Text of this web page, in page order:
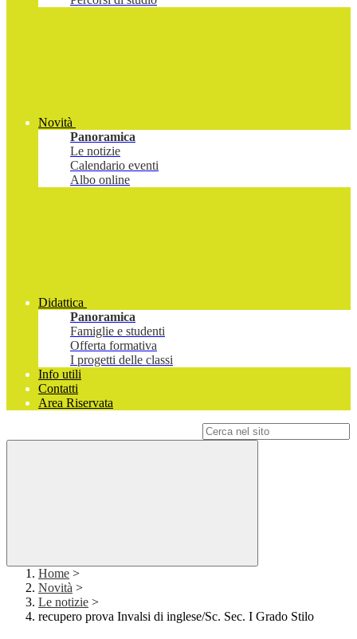
Novità
Panoramica
Le notizie
Calendario eventi
Albo online
Didattica
Panoramica
Famiglie e studenti
Offerta formativa
I progetti delle classi
Info utili
Contatti
Area Riservata
Home >
Novità >
Le notizie >
recupero prova Invalsi di inglese/Sc. Sec. I Grado Stilo